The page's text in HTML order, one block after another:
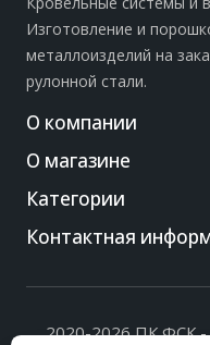
Изготовление и
металлоизделий на
рулонной стали.
О компании
О магазине
Категории
Контактная
2020-2026 ПК ФСК -